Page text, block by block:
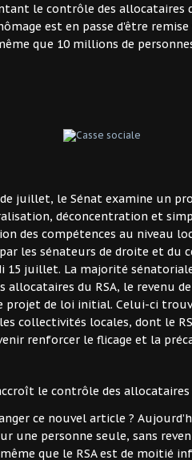
le contrôle des allocataires
est en passe d'être
que 10 millions de
juillet, le Sénat examine un
déconcentration et
des compétences au niveau
les sénateurs de droite et du
15 juillet. La majorité
allocataires du RSA, le revenu
projet de loi initial. Celui-ci
collectivités locales, dont le
renforcer le flicage et la
le contrôle des allocataires
ce nouvel article ?
une personne seule, sans
que le RSA est de moitié